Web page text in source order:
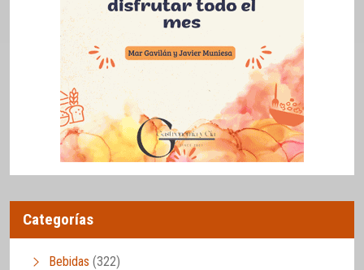
Categorías
Bebidas (322)